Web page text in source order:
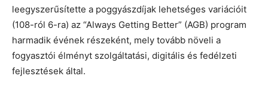
leegyszerűsítette a poggyászdíjak lehetséges variációit
(108-ról 6-ra) az “Always Getting Better” (AGB) program
harmadik évének részeként, mely tovább növeli a
fogyasztói élményt szolgáltatási, digitális és fedélzeti
fejlesztések által.